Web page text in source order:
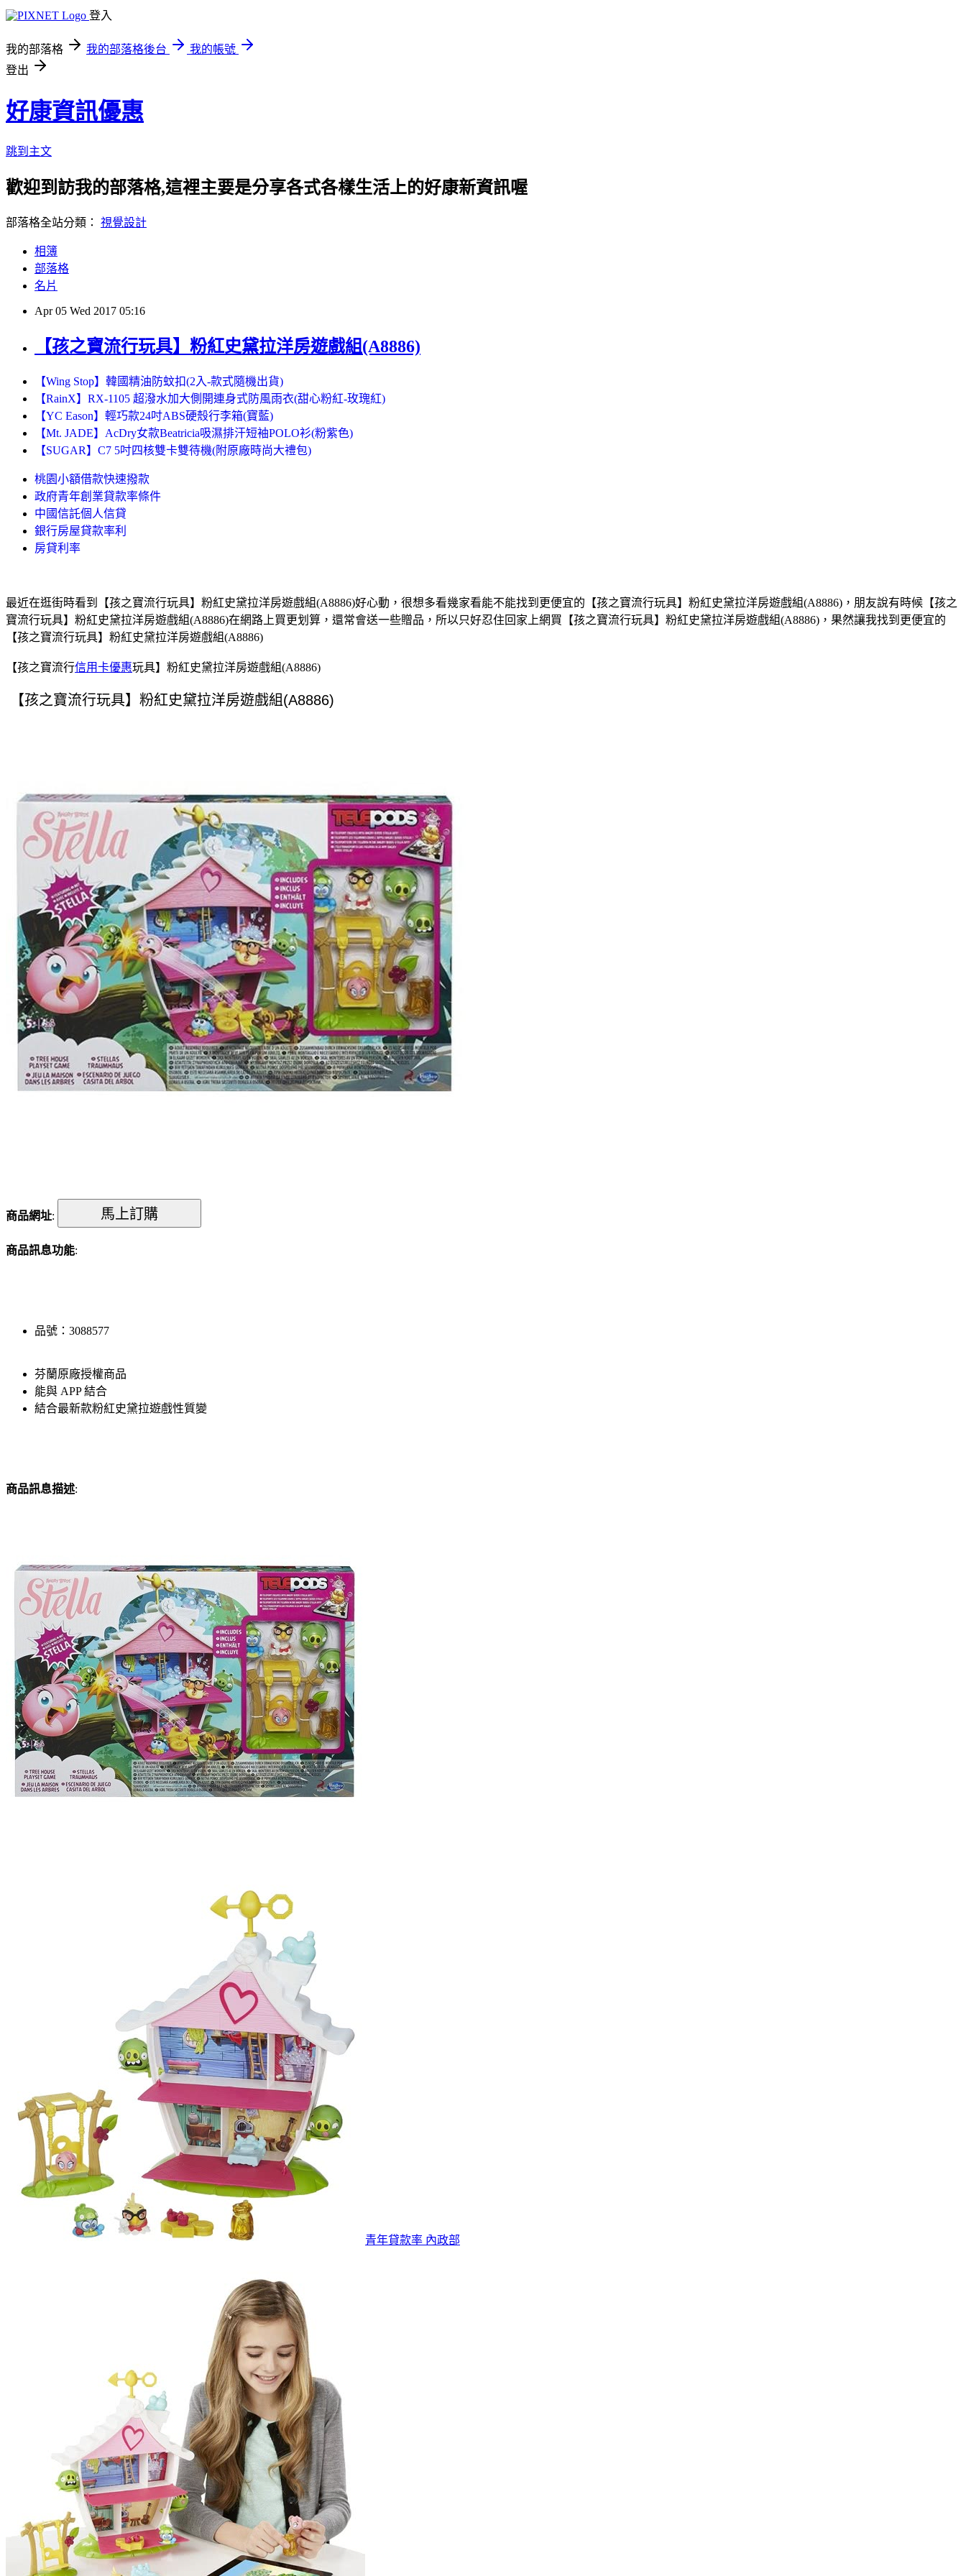
登入
我的部落格 我的部落格後台
我的帳號
登出
好康資訊優惠
跳到主文
歡迎到訪我的部落格,這裡主要是分享各式各樣生活上的好康新資訊喔
部落格全站分類： 視覺設計
相簿
部落格
名片
Apr 05 Wed 2017 05:16
【孩之寶流行玩具】粉紅史黛拉洋房遊戲組(A8886)
【Wing Stop】韓國精油防蚊扣(2入-款式隨機出貨)
【RainX】RX-1105 超潑水加大側開連身式防風雨衣(甜心粉紅-玫瑰紅)
【YC Eason】輕巧款24吋ABS硬殼行李箱(寶藍)
【Mt. JADE】AcDry女款Beatricia吸濕排汗短袖POLO衫(粉紫色)
【SUGAR】C7 5吋四核雙卡雙待機(附原廠時尚大禮包)
桃園小額借款快速撥款
政府青年創業貸款率條件
中國信託個人信貸
銀行房屋貸款率利
房貸利率
最近在逛街時看到【孩之寶流行玩具】粉紅史黛拉洋房遊戲組(A8886)好心動，很想多看幾家看能不能找到更便宜的【孩之寶流行玩具】粉紅史黛拉洋房遊戲組(A8886)，朋友說有時候【孩之
寶流行玩具】粉紅史黛拉洋房遊戲組(A8886)在網路上買更划算，還常會送一些贈品，所以只好忍住回家上網買【孩之寶流行玩具】粉紅史黛拉洋房遊戲組(A8886)，果然讓我找到更便宜的
【孩之寶流行玩具】粉紅史黛拉洋房遊戲組(A8886)
【孩之寶流行信用卡優惠玩具】粉紅史黛拉洋房遊戲組(A8886)
商品網址:
商品訊息功能:
品號：3088577
芬蘭原廠授權商品
能與 APP 結合
結合最新款粉紅史黛拉遊戲性質變
商品訊息描述:
青年貸款率 內政部